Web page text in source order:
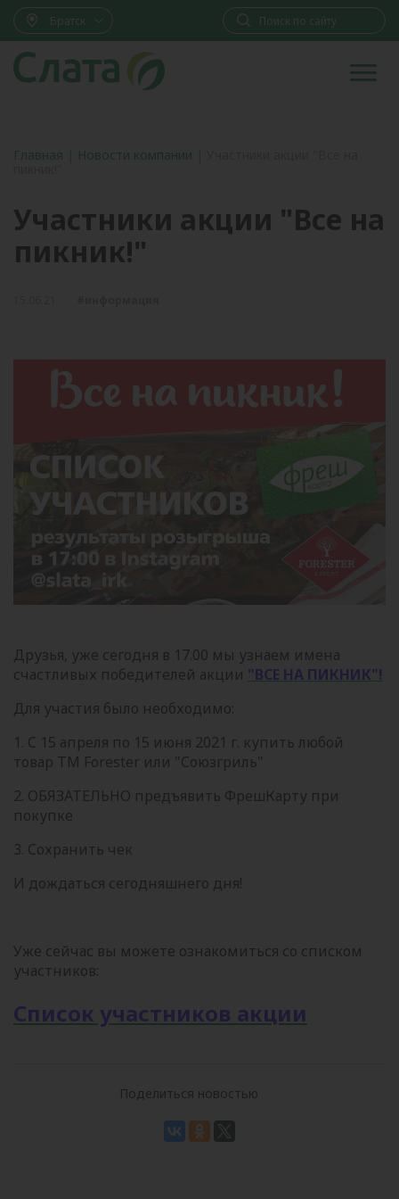
Братск
Главная Новости компании
Участники акции "Все на
пикник!"
Друзья, уже сегодня в 17.00 мы узнаем имена
счастливых победителей акции "ВСЕ НА ПИКНИК"!
Для участия было необходимо:
1. С 15 апреля по 15 июня 2021 г. купить любой
товар ТМ Forester или "Союзгриль"
2. ОБЯЗАТЕЛЬНО предъявить ФрешКарту при
покупке
3. Сохранить чек
И дождаться сегодняшнего дня!
Уже сейчас вы можете ознакомиться со списком
участников:
Список участников акции
Поделиться новостью